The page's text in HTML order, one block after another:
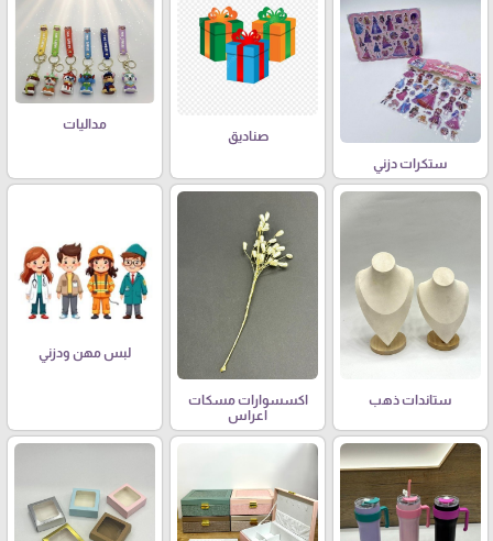
ستكرات دزني
صناديق
مداليات
ستاندات ذهب
اكسسوارات مسكات
اعراس
لبس مهن ودزني